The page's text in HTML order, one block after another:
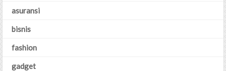
asuransi
bisnis
fashion
gadget